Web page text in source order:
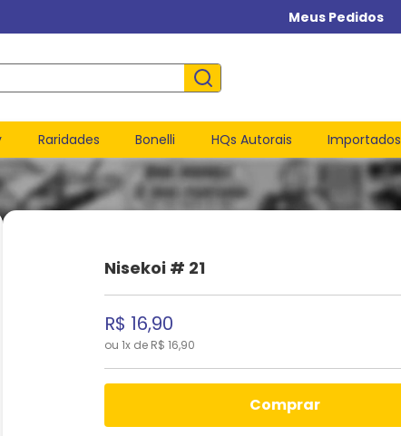
Meus Pedidos
Raridades Bonelli HQs Autorais Importados
Nisekoi # 21
R$ 16,90
ou 1x de R$ 16,90
comprar